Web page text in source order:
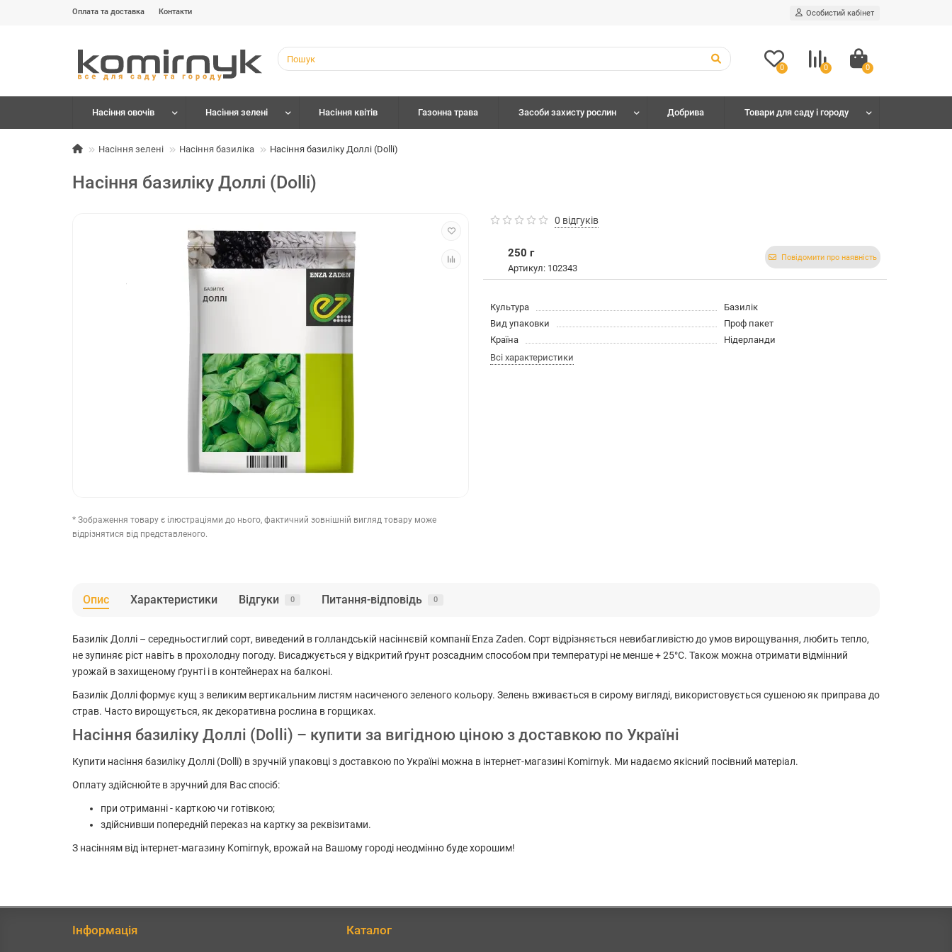
Оплата та доставка Контакти Особистий кабінет
0 0 0
Насіння овочів Насіння зелені Насіння квітів Газонна трава Засоби захисту рослин Добрива Товари для саду і городу
Насіння зелені Насіння базиліка Насіння базиліку Доллі (Dolli)
Насіння базиліку Доллі (Dolli)
* Зображення товару є ілюстраціями до нього, фактичний зовнішній вигляд товару може
відрізнятися від представленого.
0 відгуків
250 г
Артикул: 102343
Повідомити про наявність
Культура
Базилік
Вид упаковки
Проф пакет
Країна
Нідерланди
Всі характеристики
Опис Характеристики Відгуки 0 Питання-відповідь 0
Базилік Доллі – середньостиглий сорт, виведений в голландській насіннєвій компанії Enza Zaden. Сорт відрізняється невибагливістю до умов вирощування, любить тепло,
не зупиняє ріст навіть в прохолодну погоду. Висаджується у відкритий ґрунт розсадним способом при температурі не менше + 25°C. Також можна отримати відмінний
урожай в захищеному ґрунті і в контейнерах на балконі.
Базилік Доллі формує кущ з великим вертикальним листям насиченого зеленого кольору. Зелень вживається в сирому вигляді, використовується сушеною як приправа до
страв. Часто вирощується, як декоративна рослина в горщиках.
Насіння базиліку Доллі (Dolli) – купити за вигідною ціною з доставкою по Україні
Купити насіння базиліку Доллі (Dolli) в зручній упаковці з доставкою по Україні можна в інтернет-магазині Komirnyk. Ми надаємо якісний посівний матеріал.
Оплату здійснюйте в зручний для Вас спосіб:
при отриманні - карткою чи готівкою;
здійснивши попередній переказ на картку за реквізитами.
З насінням від інтернет-магазину Komirnyk, врожай на Вашому городі неодмінно буде хорошим!
Інформація Каталог